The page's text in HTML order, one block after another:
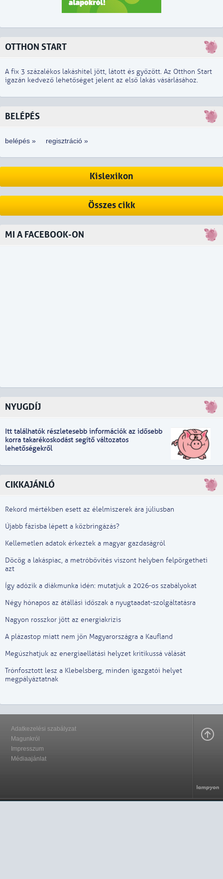
OTTHON START
A fix 3 százalékos lakáshitel jött, látott és győzött. Az Otthon Start
igazán kedvező lehetőséget jelent az első lakás vásárlásához.
BELÉPÉS
belépés » regisztráció »
Kislexikon
Összes cikk
MI A FACEBOOK-ON
NYUGDÍJ
Itt találhatók részletesebb információkaz idősebb
korra takarékoskodást segítő változatos
lehetőségekről
CIKKAJÁNLÓ
Rekord mértékben esett az élelmiszerek ára júliusban
Újabb fázisba lépett a közbringázás?
Kellemetlen adatok érkeztek a magyar gazdaságról
Döcög a lakáspiac, a metróbővítés viszont helyben felpörgetheti
azt
Így adózik a diákmunka idén: mutatjuk a 2026-os szabályokat
Négy hónapos az átállási időszak a nyugtaadat-szolgáltatásra
Nagyon rosszkor jött az energiakrízis
A plázastop miatt nem jön Magyarországra a Kaufland
Megúszhatjuk az energiaellátási helyzet kritikussá válását
Trónfosztott lesz a Klebelsberg, minden igazgatói helyet
megpályáztatnak
Adatkezelési szabályzat
Magunkról
Impresszum
Médiaajánlat